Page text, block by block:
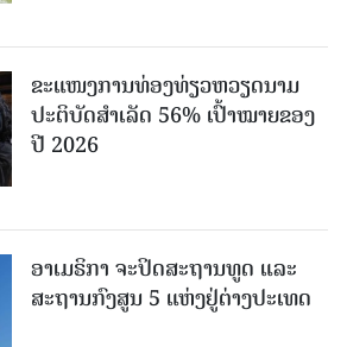
ຂະ​ແໜງ​ການ​ທ່ອງ​ທ່ຽວຫວຽດນາມ ​
ປະ​ຕິ​ບັດ​ສຳ​ເລັດ 56% ເປົ້າ​ໝາຍຂອງ
ປີ 2026
ອາເມຣິກາ ຈະປິດສະຖານທູດ ແ​ລະ
ສະຖານກົງສູນ 5 ແຫ່ງ​ຢູ່​ຕ່າງ​ປະ​ເທດ